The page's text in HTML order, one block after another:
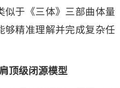
似于《三体》三部曲体量
够精准理解并完成复杂任
顶级闭源模型